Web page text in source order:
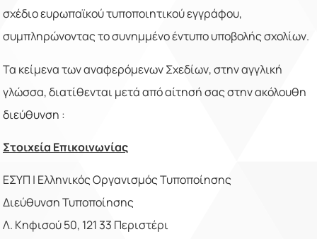
σχέδιο ευρωπαϊκού τυποποιητικού εγγράφου,
συμπληρώνοντας το συνημμένο έντυπο υποβολής σχολίων.
Τα κείμενα των αναφερόμενων Σχεδίων, στην αγγλική
γλώσσα, διατίθενται μετά από αίτησή σας στην ακόλουθη
διεύθυνση :
Στοιχεία Επικοινωνίας
ΕΣΥΠ | Ελληνικός Οργανισμός Τυποποίησης
Διεύθυνση Τυποποίησης
Λ. Κηφισού 50, 121 33 Περιστέρι